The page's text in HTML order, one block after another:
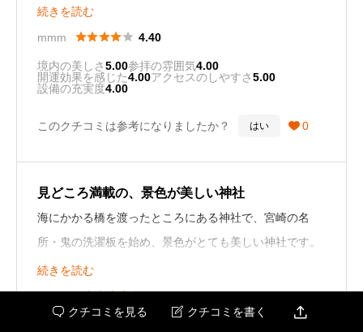
とにかく海がキレイ！
参拝目的もいいけど、景色を楽しみにいくのも良いで
続きを読む
mmm
 4.40
境内の美しさ5.00参拝の雰囲気4.00
開運効果を感じた4.00アクセスのしやすさ5.00
設備の充実度4.00
このクチコミは参考になりましたか？ はい  0
見どころ満載の、景色が美しい神社
海にかかる橋を渡ったところにある神社で、宮崎の名
所・鬼の洗濯板を始め、景色がとても美しい神社です。
また神社内は多彩なスポットがあるので、参拝して終わ
りではなく、境内を散策すると亜熱帯植物など見どころ
が沢山あるので、何度でも訪れたくなります。
続きを読む

 クチコミを見る  クチコミを書く 